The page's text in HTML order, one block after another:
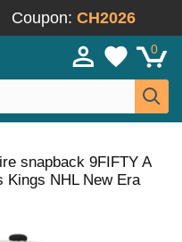
Coupon: CH2026
0
snapback 9FIFTY A
Kings NHL New Era